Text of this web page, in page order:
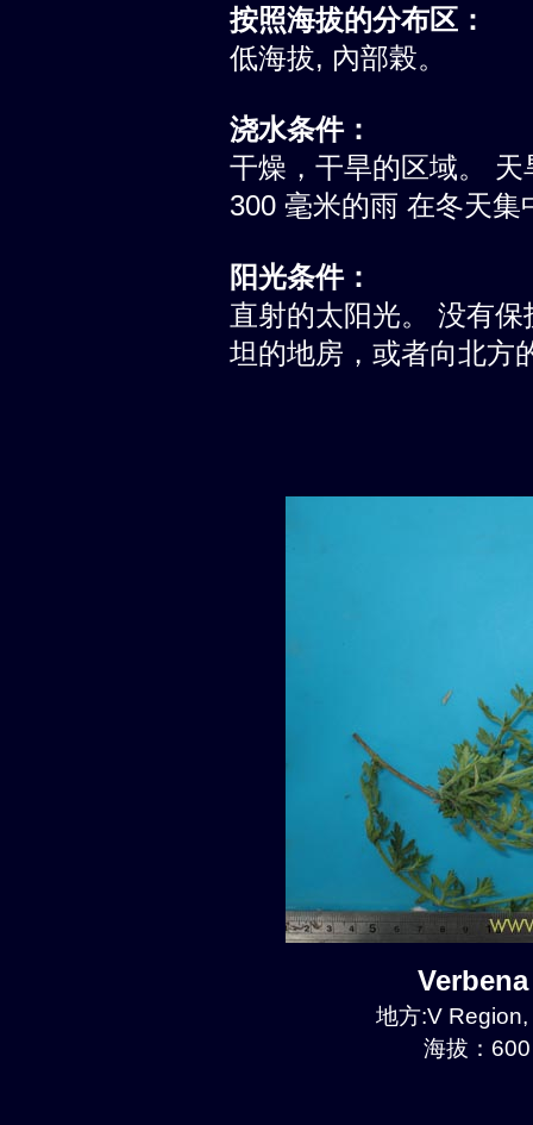
按照海拔的分布区：
低海拔, 內部榖。
浇水条件：
干燥，干旱的区域。
300 毫米的雨 在冬天集
阳光条件：
直射的太阳光。 没有
坦的地房，或者向北方
地方:V
海拔：